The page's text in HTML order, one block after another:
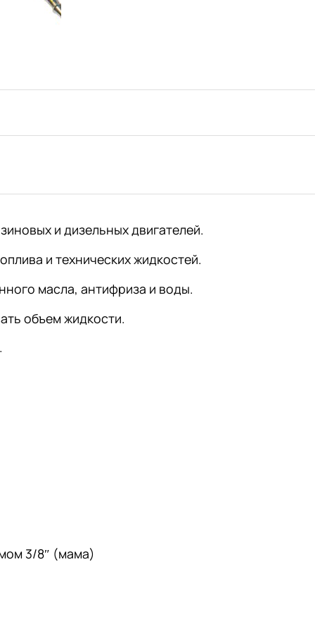
и дизельных двигателей.
и технических жидкостей.
масла, антифриза и воды.
объем жидкости.
3/8″ (мама)